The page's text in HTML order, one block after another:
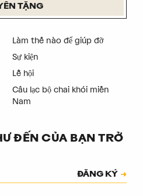
TẶNG
Làm thế nào để giúp đỡ
Sự kiện
Lễ hội
Câu lạc bộ chai khói miền
Nam
ĐẾN CỦA BẠN TRỞ
ĐĂNG KÝ